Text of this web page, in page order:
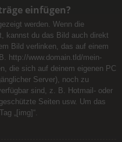
einfügen?
werden. Wenn die
kannst du das Bild auch direkt
Bild verlinken, das auf einem
http://www.domain.tld/mein-
die sich auf deinem eigenen PC
Server), noch zu
sind, z. B. Hotmail- oder
Seiten usw. Um das
„[img]“.